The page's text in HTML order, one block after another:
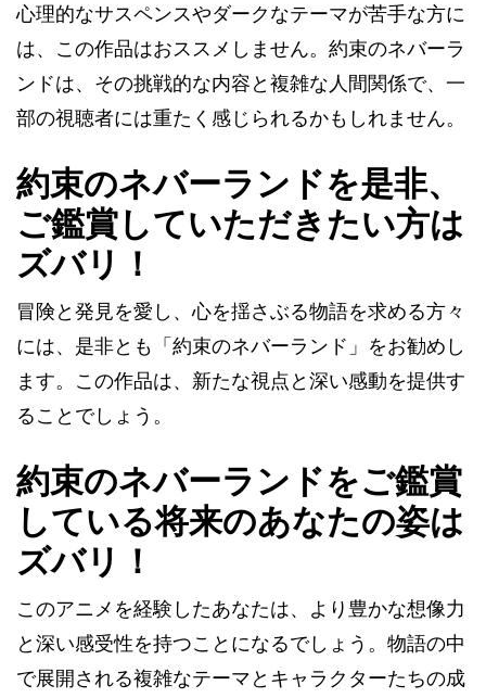
心理的なサスペンスやダークなテーマが苦手な方に
は、この作品はおススメしません。約束のネバーラ
ンドは、その挑戦的な内容と複雑な人間関係で、一
部の視聴者には重たく感じられるかもしれません。
約束のネバーランドを是非、
ご鑑賞していただきたい方は
ズバリ！
冒険と発見を愛し、心を揺さぶる物語を求める方々
には、是非とも「約束のネバーランド」をお勧めし
ます。この作品は、新たな視点と深い感動を提供す
ることでしょう。
約束のネバーランドをご鑑賞
している将来のあなたの姿は
ズバリ！
このアニメを経験したあなたは、より豊かな想像力
と深い感受性を持つことになるでしょう。物語の中
で展開される複雑なテーマとキャラクターたちの成